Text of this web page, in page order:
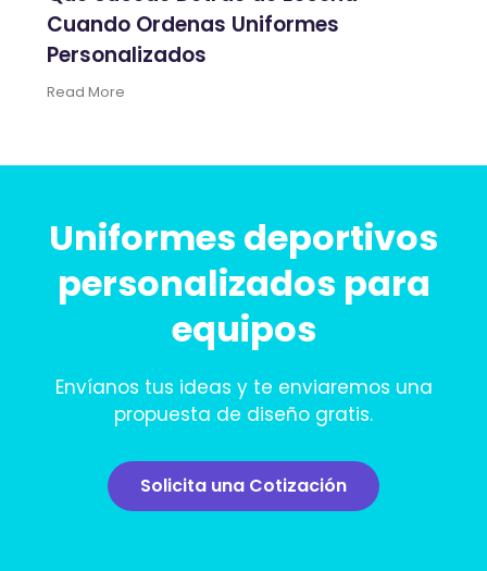
Cuando Ordenas Uniformes
Personalizados
Read More
Uniformes deportivos
personalizados para
equipos
Envíanos tus ideas y te enviaremos una
propuesta de diseño gratis.
Solicita una Cotización